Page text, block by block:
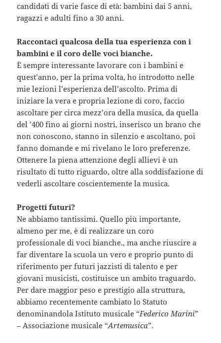
candidati di varie fasce di età: bambini dai 5 anni,
ragazzi e adulti fino a 30 anni.
Raccontaci qualcosa della tua esperienza con i
bambini e il coro delle voci bianche.
È sempre interessante lavorare con i bambini e
quest’anno, per la prima volta, ho introdotto nelle
mie lezioni l’esperienza dell’ascolto. Prima di
iniziare la vera e propria lezione di coro, faccio
ascoltare per circa mezz’ora della musica, da quella
del ’400 fino ai giorni nostri, inserisco un brano che
non conoscono, stanno in silenzio e ascoltano, poi
fanno domande e mi rivelano le loro preferenze.
Ottenere la piena attenzione degli allievi è un
risultato di tutto riguardo, oltre alla soddisfazione di
vederli ascoltare coscientemente la musica.
Progetti futuri?
Ne abbiamo tantissimi. Quello più importante,
almeno per me, è di realizzare un coro
professionale di voci bianche., ma anche riuscire a
far diventare la scuola un vero e proprio punto di
riferimento per futuri jazzisti di talento e per
giovani musicisti, costituisce un ambito traguardo.
Per dare maggior peso e prestigio alla struttura,
abbiamo recentemente cambiato lo Statuto
denominandola Istituto musicale “Federico Marini”
– Associazione musicale “Artemusica”.